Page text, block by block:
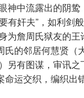
神中流露出的阴
有奸夫”，如利剑
为詹周氏狱友的
的邻居何慧贤（
另有图谋，审讯
运交织，编织出